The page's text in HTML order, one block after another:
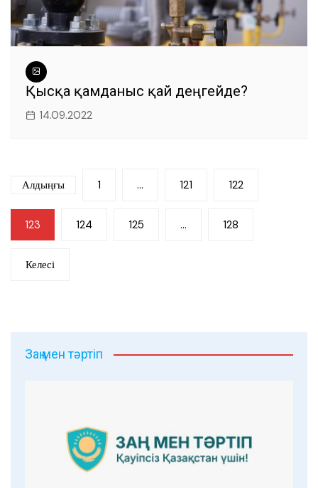
Қысқа қамданыс қай деңгейде?
14.09.2022
Жазбалар
навигациясы
Алдыңғы 1 … 121 122
123 124 125 … 128
Келесі
Заң мен тәртіп